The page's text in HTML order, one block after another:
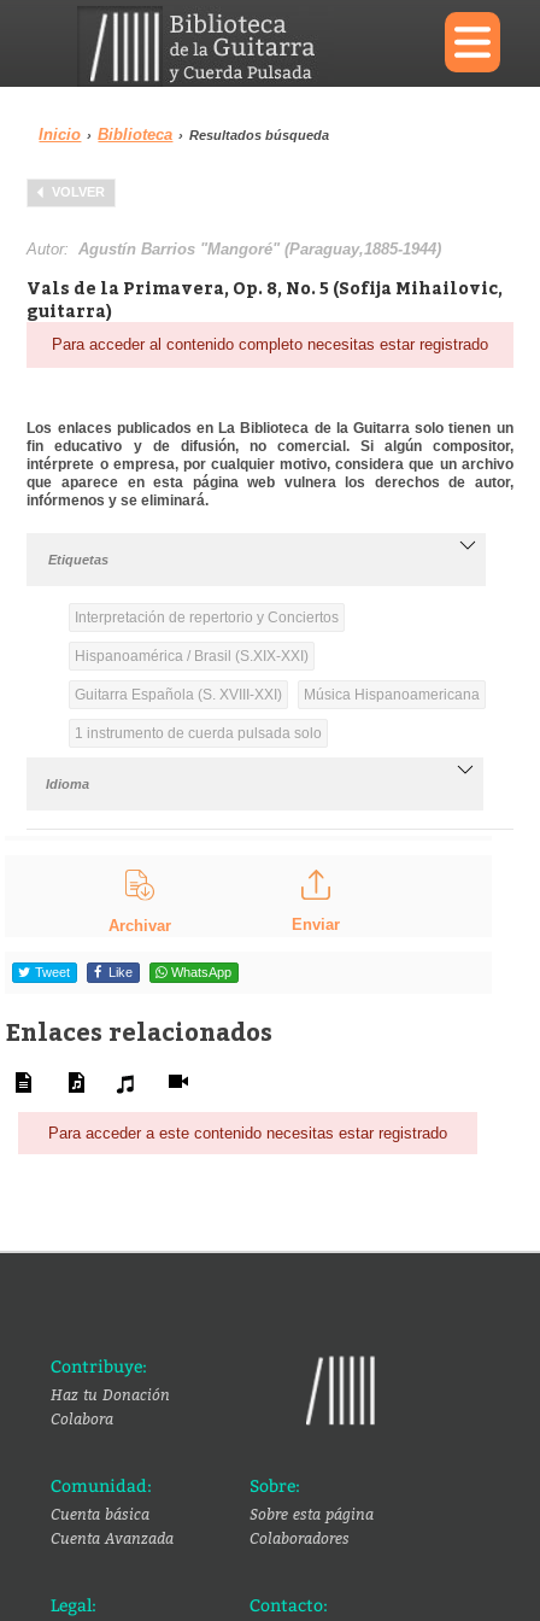
×
Menu
Biblioteca Diccionario
Área personal Reproductor
Inicio › Biblioteca › Resultados búsqueda
VOLVER
Autor:Agustín Barrios "Mangoré" (Paraguay,1885-1944)
Vals de la Primavera, Op. 8, No. 5 (Sofija Mihailovic,
guitarra)
Para acceder al contenido completo necesitas estar registrado
Los enlaces publicados en La Biblioteca de la Guitarra solo tienen un
fin educativo y de difusión, no comercial. Si algún compositor,
intérprete o empresa, por cualquier motivo, considera que un archivo
que aparece en esta página web vulnera los derechos de autor,
infórmenos y se eliminará.
Etiquetas
Interpretación de repertorio y Conciertos
Hispanoamérica / Brasil (S.XIX-XXI)
Guitarra Española (S. XVIII-XXI) Música Hispanoamericana
1 instrumento de cuerda pulsada solo
Idioma
Archivar Enviar
Tweet Like WhatsApp
Enlaces relacionados
Para acceder a este contenido necesitas estar registrado
Contribuye:
Haz tu Donación
Colabora
Comunidad:
Cuenta básica
Cuenta Avanzada
Sobre:
Sobre esta página
Colaboradores
Legal: Contacto: